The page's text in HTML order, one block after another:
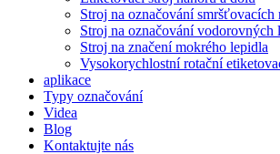
Stroj na označování smršťovacích
Stroj na označování vodorovných
Stroj na značení mokrého lepidla
Vysokorychlostní rotační
aplikace
Typy označování
Videa
Blog
Kontaktujte nás